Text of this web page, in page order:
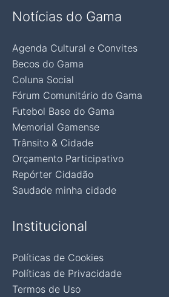
Notícias do Gama
Agenda Cultural e Convites
Becos do Gama
Coluna Social
Fórum Comunitário do Gama
Futebol Base do Gama
Memorial Gamense
Trânsito & Cidade
Orçamento Participativo
Repórter Cidadão
Saudade minha cidade
Institucional
Políticas de Cookies
Políticas de Privacidade
Termos de Uso